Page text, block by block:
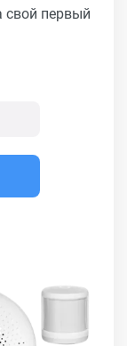
свой первый